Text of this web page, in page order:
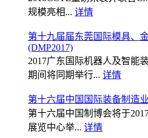
规模亮相... 详情
第十九届届东莞国际模具、
(DMP2017)
2017广东国际机器人及智能
期间将同期举行... 详情
第十六届中国国际装备制造
第十六届中国制博会将于
展览中心举... 详情